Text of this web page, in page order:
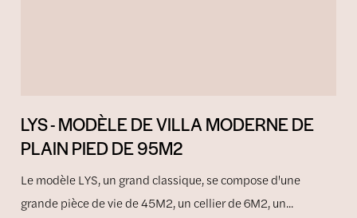
LYS - MODÈLE DE VILLA MODERNE DE
PLAIN PIED DE 95M2
Le modèle LYS, un grand classique, se compose d'une
grande pièce de vie de 45M2, un cellier de 6M2, un...